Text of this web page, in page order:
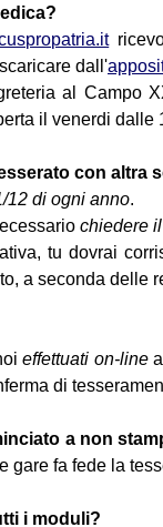
dall'
al Campo
il venerdi dalle
con altra
12 di ogni anno.
chiedere
tu dovrai
a seconda delle
effettuati on-line
di
a non
gare fa fede la
i moduli?